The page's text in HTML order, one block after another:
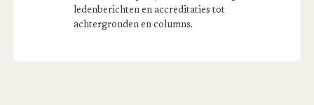
ledenberichten en accreditaties tot
achtergronden en columns.